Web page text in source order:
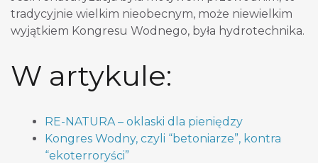
tradycyjnie wielkim nieobecnym, może niewielkim
wyjątkiem Kongresu Wodnego, była hydrotechnika.
W artykule:
RE-NATURA – oklaski dla pieniędzy
Kongres Wodny, czyli “betoniarze”, kontra
“ekoterroryści”